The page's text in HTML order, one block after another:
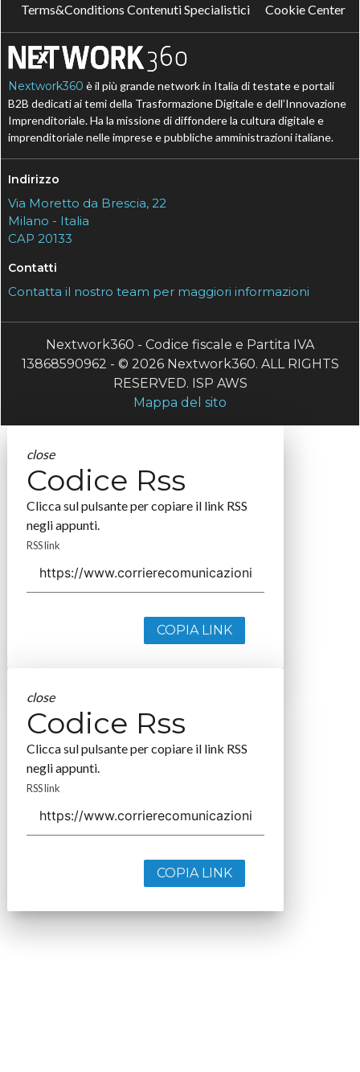
Terms&Conditions Contenuti Specialistici
Cookie Center
Nextwork360 è il più grande network in Italia di testate e portali
B2B dedicati ai temi della Trasformazione Digitale e dell’Innovazione
Imprenditoriale. Ha la missione di diffondere la cultura digitale e
imprenditoriale nelle imprese e pubbliche amministrazioni italiane.
Indirizzo
Via Moretto da Brescia, 22
Milano - Italia
CAP 20133
Contatti
Contatta il nostro team per maggiori informazioni
Nextwork360 - Codice fiscale e Partita IVA
13868590962 - © 2026 Nextwork360. ALL RIGHTS
RESERVED. ISP AWS
Mappa del sito
close
Codice Rss
Clicca sul pulsante per copiare il link RSS
negli appunti.
RSS link
COPIA LINK
close
Codice Rss
Clicca sul pulsante per copiare il link RSS
negli appunti.
RSS link
COPIA LINK